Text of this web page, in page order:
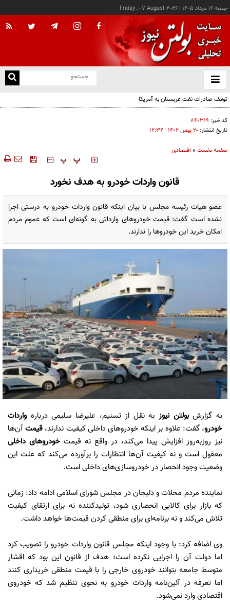
جمعه ۱۶ مرداد ۱۴۰۵ |
Friday , 07 August 2026
باز
و
توقف صادرات نفت عربستان به آمریکا
کد خبر: ۸۴۰۳۱۹
تاریخ انتشار: ۲۰ بهمن ۱۴۰۲ - ۱۲:۳۴
صفحه نخست » اقتصادی
‍‍‍ پ پ
قانون واردات خودرو به هدف نخورد
عضو هیات رئیسه مجلس با بیان اینکه قانون واردات خودرو به درستی اجرا
نشده است گفت:‌ قیمت خودروهای وارداتی به گونه‌ای است که عموم مردم
امکان خرید این خودروها را ندارند.
به گزارش بولتن نیوز به نقل از تسنیم، علیرضا سلیمی دربارهواردات
خودرو، گفت: علاوه بر اینکه خودروهای داخلی کیفیت ندارند، قیمتآن‌ها
نیز روزبه‌روز افزایش پیدا می‌کند، در واقع نه قیمت خودروهای داخلی
معقول است و نه کیفیت آن‌ها انتظارات را برآورده می‌کند که علت این
وضعیت وجود انحصار در خودروسازی‌های داخلی است.
نماینده مردم محلات و دلیجان در مجلس شورای اسلامی ادامه داد: زمانی
که بازار برای کالایی انحصاری شود، تولیدکننده نه برای ارتقای کیفیت
تلاش می‌کند و نه برنامه‌ای برای منطقی کردن قیمت‌ها خواهد داشت.
وی اضافه کرد: با وجود اینکه مجلس قانون واردات خودرو را تصویب کرد
اما دولت آن را اجرایی نکرده است؛ هدف از قانون این بود که اقشار
متوسط جامعه بتوانند خودروی خارجی را با قیمت منطقی خریداری کنند
اما تعرفه‌ در آئین‌نامه واردات خودرو به نحوی تنظیم شد که خودروی
اقتصادی وارد نمی‌شود.